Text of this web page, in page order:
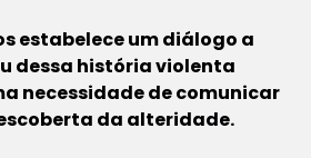
estabelece um diálogo a
dessa história violenta
necessidade de comunicar
da alteridade.